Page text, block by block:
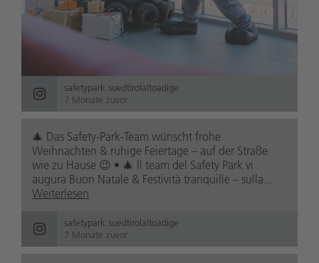
safetypark.suedtirolaltoadige
7 Monate zuvor
🎄 Das Safety-Park-Team wünscht frohe
Weihnachten & ruhige Feiertage – auf der Straße
wie zu Hause 😉 • 🎄 Il team del Safety Park vi
augura Buon Natale & Festività tranquille – sulla...
Weiterlesen
safetypark.suedtirolaltoadige
7 Monate zuvor